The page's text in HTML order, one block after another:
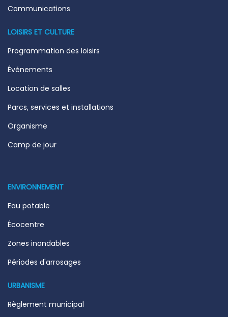
Communications
LOISIRS ET CULTURE
Programmation des loisirs
Événements
Location de salles
Parcs, services et installations
Organisme
Camp de jour
ENVIRONNEMENT
Eau potable
Écocentre
Zones inondables
Périodes d'arrosages
URBANISME
Règlement municipal